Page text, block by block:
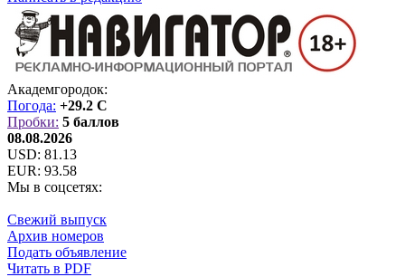
Академгородок:
Погода: +29.2 C
Пробки: 5 баллов
08.08.2026
USD: 81.13
EUR: 93.58
Мы в соцсетях:
Свежий выпуск
Архив номеров
Подать объявление
Читать в PDF